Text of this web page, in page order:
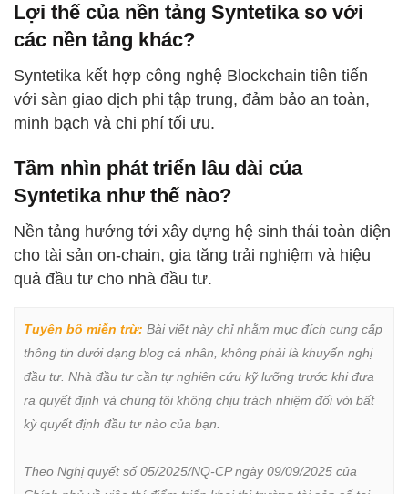
Lợi thế của nền tảng Syntetika so với
các nền tảng khác?
Syntetika kết hợp công nghệ Blockchain tiên tiến
với sàn giao dịch phi tập trung, đảm bảo an toàn,
minh bạch và chi phí tối ưu.
Tầm nhìn phát triển lâu dài của
Syntetika như thế nào?
Nền tảng hướng tới xây dựng hệ sinh thái toàn diện
cho tài sản on-chain, gia tăng trải nghiệm và hiệu
quả đầu tư cho nhà đầu tư.
Tuyên bố miễn trừ: Bài viết này chỉ nhằm mục đích cung cấp
thông tin dưới dạng blog cá nhân, không phải là khuyến nghị
đầu tư. Nhà đầu tư cần tự nghiên cứu kỹ lưỡng trước khi đưa
ra quyết định và chúng tôi không chịu trách nhiệm đối với bất
kỳ quyết định đầu tư nào của bạn.
Theo Nghị quyết số 05/2025/NQ-CP ngày 09/09/2025 của